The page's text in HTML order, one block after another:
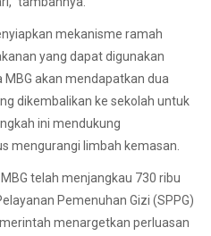
mekanisme ramah
yang dapat digunakan
akan mendapatkan dua
dikembalikan ke sekolah untuk
ini mendukung
mengurangi limbah kemasan.
telah menjangkau 730 ribu
Pemenuhan Gizi (SPPG)
menargetkan perluasan